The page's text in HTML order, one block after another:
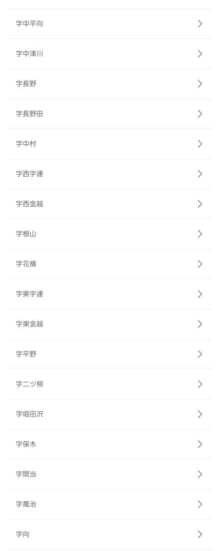
字中平向
字中津川
字長野
字長野田
字中村
字西宇連
字西金越
字根山
字花横
字東宇連
字東金越
字平野
字二ツ柳
字堀田沢
字保木
字間当
字萬治
字向